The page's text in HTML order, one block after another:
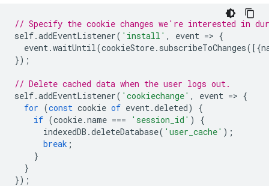
// Specify the cookie changes we're interested in
self.addEventListener( 'install' , event => {
event.waitUntil(cookieStore. subscribeToChanges([{
});
// Delete cached data when the user logs out.
self.addEventListener( 'cookiechange' , event => {
for (const cookie of event.deleted)
{
if (cookie.name === 'session_id' )
{
indexedDB .deleteDatabase( 'user_cache' );
break ;
}
}
});